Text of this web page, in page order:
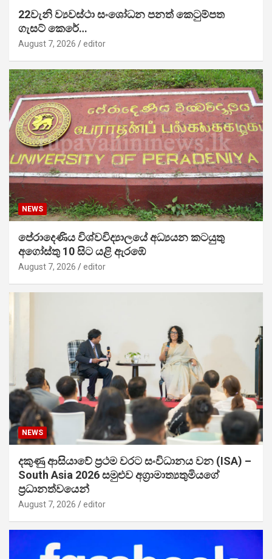
22වැනි ව්‍යවස්ථා සංශෝධන පනත් කෙටුම්පත
ගැසට් කෙරේ…
August 7, 2026 editor
NEWS
පේරාදෙණිය විශ්වවිද්‍යාලයේ අධ්‍යයන කටයුතු
අගෝස්තු 10 සිට යළි ඇරඹේ
August 7, 2026 editor
NEWS
දකුණු ආසියාවේ ප්‍රථම වරට සංවිධානය වන (ISA) –
South Asia 2026 සමුළුව අග්‍රාමාත්‍යතුමියගේ
ප්‍රධානත්වයෙන්
August 7, 2026 editor